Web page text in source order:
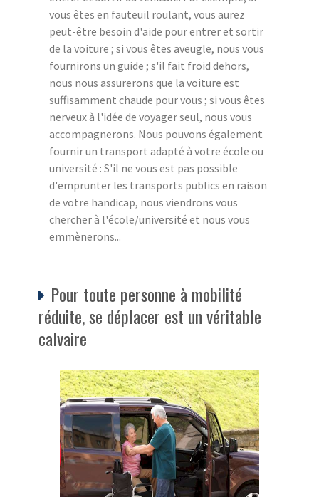
vous êtes en fauteuil roulant, vous aurez
peut-être besoin d'aide pour entrer et sortir
de la voiture ; si vous êtes aveugle, nous vous
fournirons un guide ; s'il fait froid dehors,
nous nous assurerons que la voiture est
suffisamment chaude pour vous ; si vous êtes
nerveux à l'idée de voyager seul, nous vous
accompagnerons. Nous pouvons également
fournir un transport adapté à votre école ou
université : S'il ne vous est pas possible
d'emprunter les transports publics en raison
de votre handicap, nous viendrons vous
chercher à l'école/université et nous vous
emmènerons...
Pour toute personne à mobilité
réduite, se déplacer est un véritable
calvaire